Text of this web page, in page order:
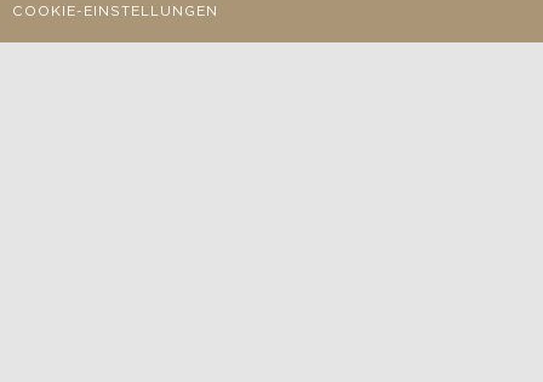
COOKIE-EINSTELLUNGEN